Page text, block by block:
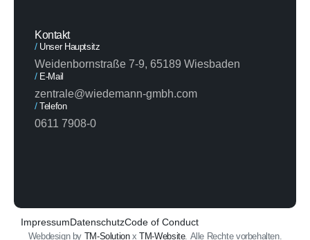
Kontakt
/Unser Hauptsitz
Weidenbornstraße 7-9, 65189 Wiesbaden
/E-Mail
zentrale@wiedemann-gmbh.com
/Telefon
0611 7908-0
ImpressumDatenschutzCode of Conduct
Webdesign by TM-SolutionxTM-Website. Alle Rechte vorbehalten.